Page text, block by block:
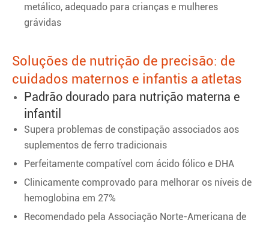
metálico, adequado para crianças e mulheres
grávidas
Soluções de nutrição de precisão: de
cuidados maternos e infantis a atletas
Padrão dourado para nutrição materna e
infantil
Supera problemas de constipação associados aos
suplementos de ferro tradicionais
Perfeitamente compatível com ácido fólico e DHA
Clinicamente comprovado para melhorar os níveis de
hemoglobina em 27%
Recomendado pela Associação Norte-Americana de